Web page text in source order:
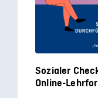
Sozialer
Online-